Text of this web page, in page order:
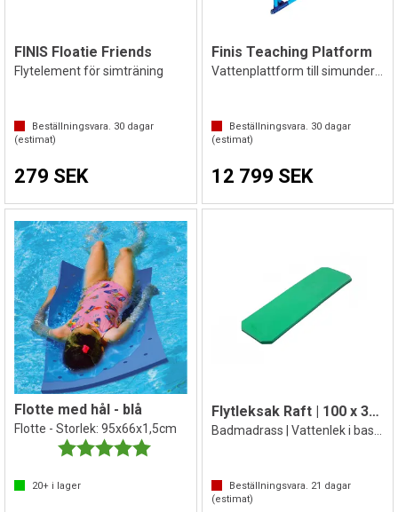
FINIS Floatie Friends
Flytelement för simträning
Beställningsvara. 30 dagar
(estimat)
279 SEK
Finis Teaching Platform
Vattenplattform till simundervisning
Beställningsvara. 30dagar
(estimat)
12 799 SEK
Flotte med hål - blå
Flotte - Storlek: 95x66x1,5cm
Betyg:
5.0 utav 5 stjärnor
20+ i lager
Flytleksak Raft | 100 x 32 x 3 cm
Beställningsvara. 21 dagar
(estimat)